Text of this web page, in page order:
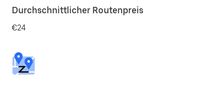
Durchschnittlicher Routenpreis
€24